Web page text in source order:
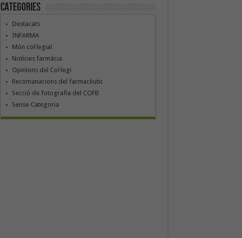
Categories
Destacats
INFARMA
Món col·legial
Notícies farmàcia
Opinions del Col·legi
Recomanacions del farmacèutic
Secció de fotografia del COFB
Sense Categoria